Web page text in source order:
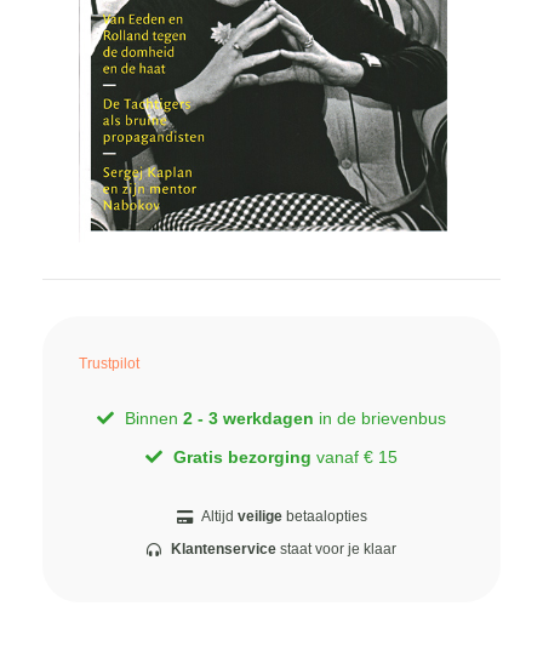
Trustpilot
Binnen 2 - 3 werkdagen in de brievenbus
Gratis bezorging vanaf € 15
Altijd veiligebetaalopties
Klantenservice staat voor je klaar